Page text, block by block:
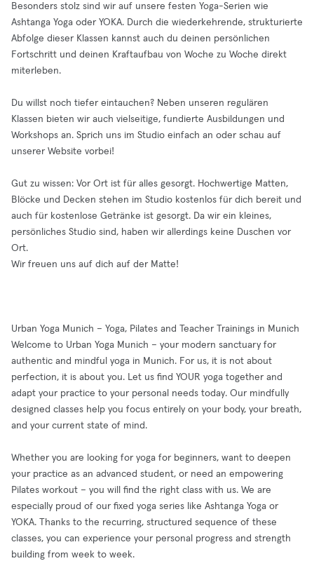
Besonders stolz sind wir auf unsere festen Yoga-Serien wie
Ashtanga Yoga oder YOKA. Durch die wiederkehrende, strukturierte
Abfolge dieser Klassen kannst auch du deinen persönlichen
Fortschritt und deinen Kraftaufbau von Woche zu Woche direkt
miterleben.
Du willst noch tiefer eintauchen? Neben unseren regulären
Klassen bieten wir auch vielseitige, fundierte Ausbildungen und
Workshops an. Sprich uns im Studio einfach an oder schau auf
unserer Website vorbei!
Gut zu wissen: Vor Ort ist für alles gesorgt. Hochwertige Matten,
Blöcke und Decken stehen im Studio kostenlos für dich bereit und
auch für kostenlose Getränke ist gesorgt. Da wir ein kleines,
persönliches Studio sind, haben wir allerdings keine Duschen vor
Ort.
Wir freuen uns auf dich auf der Matte!
Urban Yoga Munich – Yoga, Pilates and Teacher Trainings in Munich
Welcome to Urban Yoga Munich – your modern sanctuary for
authentic and mindful yoga in Munich. For us, it is not about
perfection, it is about you. Let us find YOUR yoga together and
adapt your practice to your personal needs today. Our mindfully
designed classes help you focus entirely on your body, your breath,
and your current state of mind.
Whether you are looking for yoga for beginners, want to deepen
your practice as an advanced student, or need an empowering
Pilates workout – you will find the right class with us. We are
especially proud of our fixed yoga series like Ashtanga Yoga or
YOKA. Thanks to the recurring, structured sequence of these
classes, you can experience your personal progress and strength
building from week to week.